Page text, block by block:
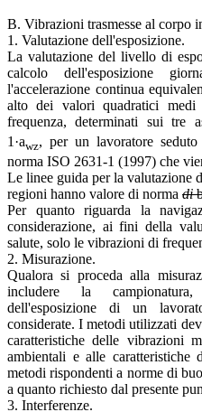
B. Vibrazioni trasmesse al corpo
1. Valutazione dell'esposizione.
La valutazione del livello di
calcolo dell'esposizione
l'accelerazione continua
alto dei valori quadratici medi
frequenza, determinati sui tre
1 ·awz, per un lavoratore
norma ISO 2631-1 (1997) che
Le linee guida per la valutazione
regioni hanno valore di norma di
Per quanto riguarda la
considerazione, ai fini della
salute, solo le vibrazioni di
2. Misurazione.
Qualora si proceda alla
includere la
dell'esposizione di un
considerate. I metodi utilizzati
caratteristiche delle vibrazioni
ambientali e alle caratteristiche
metodi rispondenti a norme di
a quanto richiesto dal presente
3. Interferenze.